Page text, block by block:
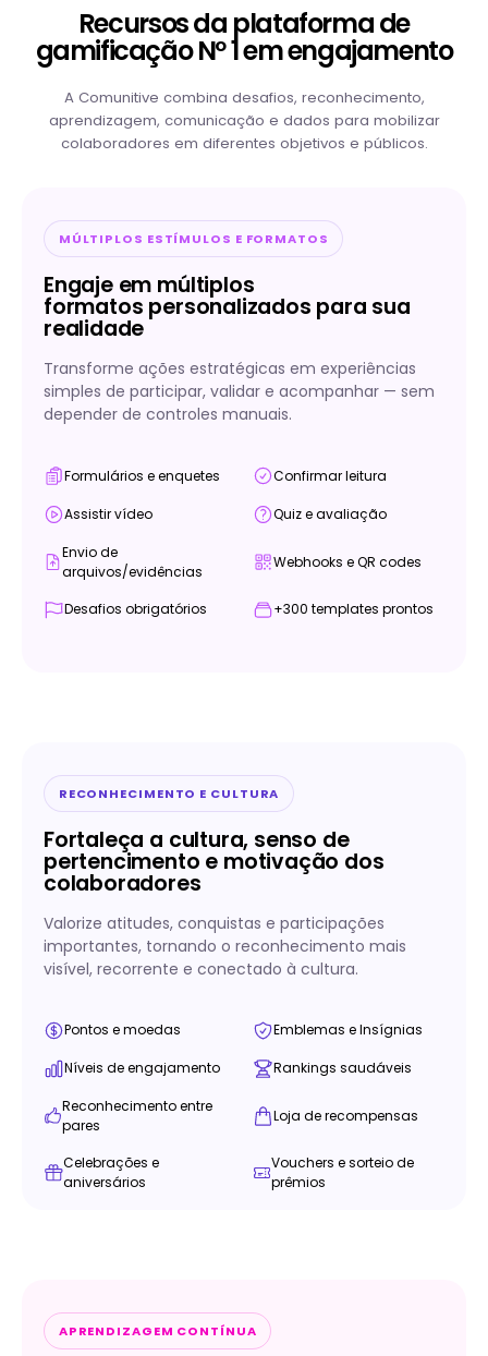
Recursos da plataforma de
gamificação Nº 1 em engajamento
A Comunitive combina desafios, reconhecimento,
aprendizagem, comunicação e dados para mobilizar
colaboradores em diferentes objetivos e públicos.
MÚLTIPLOS ESTÍMULOS E FORMATOS
Engaje em múltiplos
formatos personalizados para sua
realidade
Transforme ações estratégicas em experiências
simples de participar, validar e acompanhar — sem
depender de controles manuais.
Formulários e enquetes Confirmar leitura
Assistir vídeo Quiz e avaliação
Envio de
arquivos/evidências
Webhooks e QR codes
Desafios obrigatórios +300 templates prontos
RECONHECIMENTO E CULTURA
Fortaleça a cultura, senso de
pertencimento e motivação dos
colaboradores
Valorize atitudes, conquistas e participações
importantes, tornando o reconhecimento mais
visível, recorrente e conectado à cultura.
Pontos e moedas Emblemas e Insígnias
Níveis de engajamento Rankings saudáveis
Reconhecimento entre
pares
Loja de recompensas
Celebrações e
aniversários
Vouchers e sorteio de
prêmios
APRENDIZAGEM CONTÍNUA